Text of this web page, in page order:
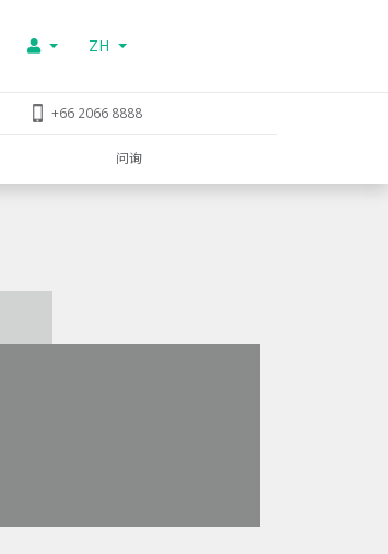
ZH
+66 2066 8888
问询